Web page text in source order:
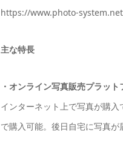
https://www.photo-
主な特長
・オンライン写真販売プラット
インターネット上で写真が購
で購入可能。後日自宅に写真が